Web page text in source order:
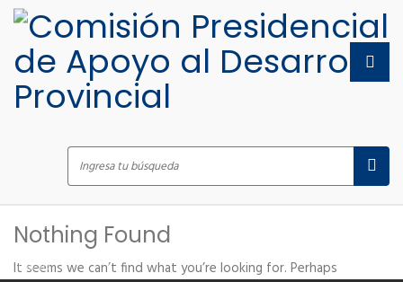
Inicio
Inicio
Sobre Nosotros
Nothing Found
It seems we can’t find what you’re looking for. Perhaps